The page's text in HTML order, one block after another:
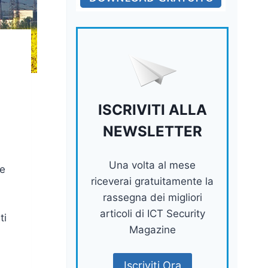
ISCRIVITI ALLA
NEWSLETTER
Una volta al mese
riceverai gratuitamente la
rassegna dei migliori
articoli di ICT Security
Magazine
Iscriviti Ora